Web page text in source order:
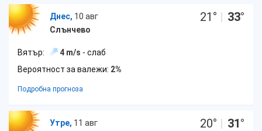
Днес, 10 авг
Слънчево
21 ° | 33°
Вятър: 4 m/s - слаб
Вероятност за валежи: 2%
Подробна прогноза
Утре, 11 авг
20° | 31°